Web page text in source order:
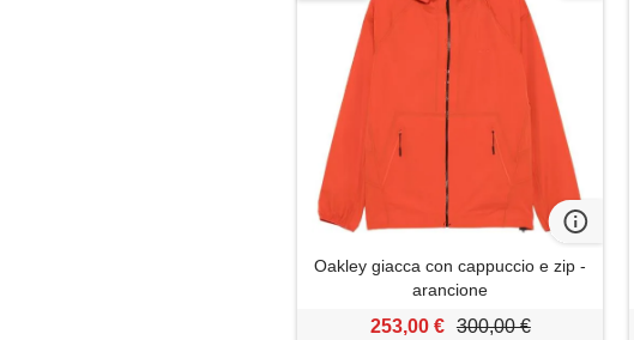
Oakley giacca con cappuccio e zip -
arancione
253,00 € 300,00 €